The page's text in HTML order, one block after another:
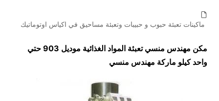
ماكينات تعبئة حبوب و حبيبات وتعبئة مساحيق في اكياس اوتوماتيك
مكن مهندس منسي تعبئة المواد الغذائية موديل 903 حتي
واحد كيلو ماركة مهندس منسي